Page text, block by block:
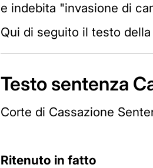
e indebita "invasione di
Qui di seguito il testo
Testo sentenza
Corte di Cassazione
Ritenuto in fatto